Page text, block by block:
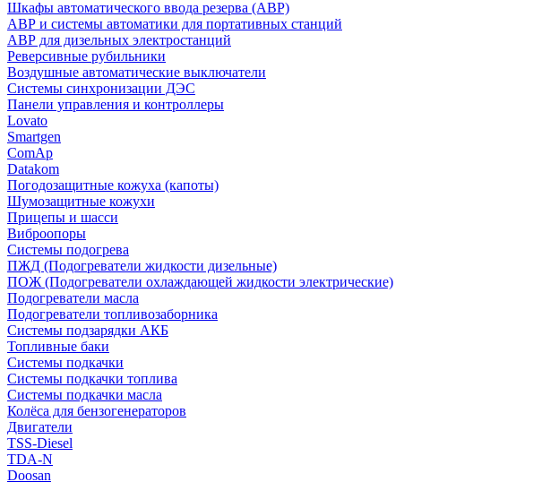
Шкафы автоматического ввода резерва (АВР)
АВР и системы автоматики для портативных станций
АВР для дизельных электростанций
Реверсивные рубильники
Воздушные автоматические выключатели
Системы синхронизации ДЭС
Панели управления и контроллеры
Lovato
Smartgen
ComAp
Datakom
Погодозащитные кожуха (капоты)
Шумозащитные кожухи
Прицепы и шасси
Виброопоры
Системы подогрева
ПЖД (Подогреватели жидкости дизельные)
ПОЖ (Подогреватели охлаждающей жидкости электрические)
Подогреватели масла
Подогреватели топливозаборника
Системы подзарядки АКБ
Топливные баки
Системы подкачки
Системы подкачки топлива
Системы подкачки масла
Колёса для бензогенераторов
Двигатели
TSS-Diesel
TDA-N
Doosan